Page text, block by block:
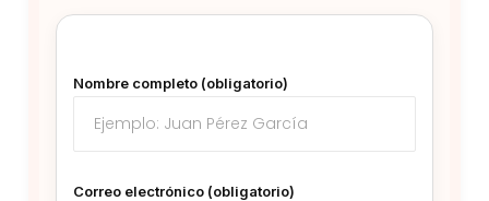
Nombre completo (obligatorio)
Correo electrónico (obligatorio)